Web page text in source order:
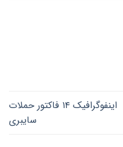
اینفوگرافیک ۱۴ فاکتور حملات
سایبری